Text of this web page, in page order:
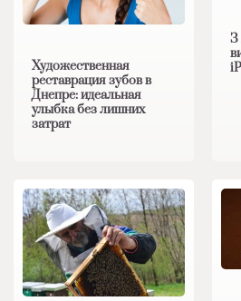
Художественная
реставрация зубов в
Днепре: идеальная
улыбка без лишних
затрат
З